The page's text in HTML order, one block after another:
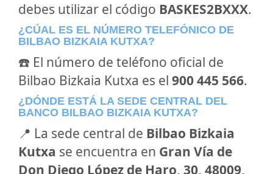
debes utilizar el código BASKES2BXXX.
¿CÚAL ES EL NÚMERO TELEFÓNICO DE
BILBAO BIZKAIA KUTXA?
☎️ El número de teléfono oficial de
Bilbao Bizkaia Kutxa es el 900 445 566.
¿DÓNDE ESTÁ LA SEDE CENTRAL DEL
BANCO BILBAO BIZKAIA KUTXA?
📍 La sede central de Bilbao Bizkaia
Kutxa se encuentra en Gran Vía de
Don Diego López de Haro, 30, 48009,